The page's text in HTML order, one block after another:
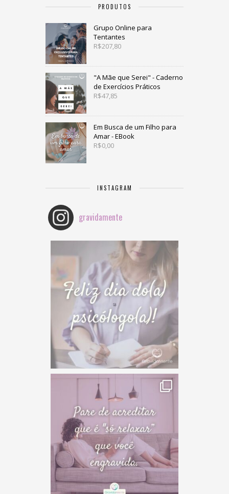
PRODUTOS
Grupo Online para
Tentantes
R$207,80
"A Mãe que Serei" - Caderno
de Exercícios Práticos
R$47,85
Em Busca de um Filho para
Amar - EBook
R$0,00
INSTAGRAM
gravidamente